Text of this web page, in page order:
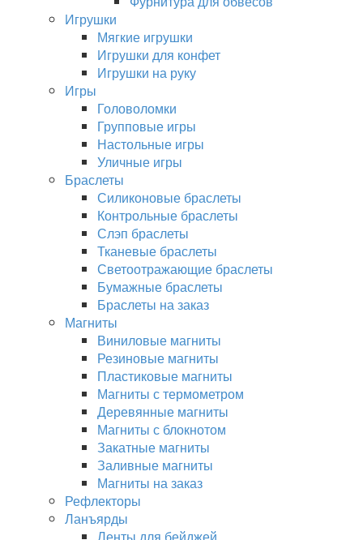
Игрушки
Мягкие игрушки
Игрушки для конфет
Игрушки на руку
Игры
Головоломки
Групповые игры
Настольные игры
Уличные игры
Браслеты
Силиконовые браслеты
Контрольные браслеты
Слэп браслеты
Тканевые браслеты
Светоотражающие браслеты
Бумажные браслеты
Браслеты на заказ
Магниты
Виниловые магниты
Резиновые магниты
Пластиковые магниты
Магниты с термометром
Деревянные магниты
Магниты с блокнотом
Закатные магниты
Заливные магниты
Магниты на заказ
Рефлекторы
Ланъярды